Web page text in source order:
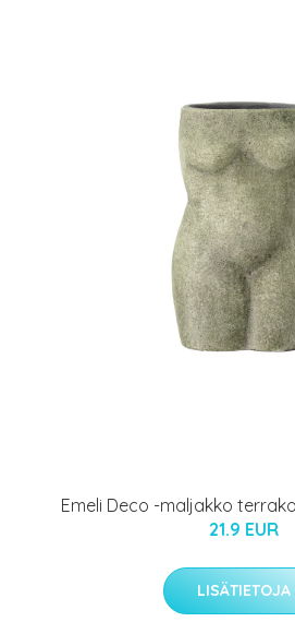
Emeli Deco -maljakko
21.9 EUR
LISÄTIETOJA